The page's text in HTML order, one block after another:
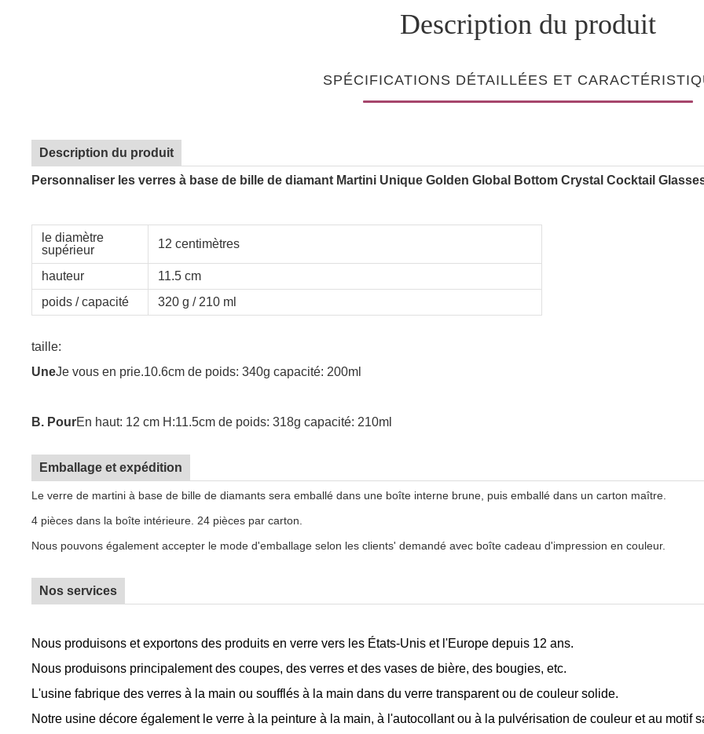
Description du produit
SPÉCIFICATIONS DÉTAILLÉES ET
Description du produit
Personnaliser les verres à base de bille de diamant Martini Unique Golden Global Bottom Crystal Cocktail
le diamètre
supérieur
12 centimètres
hauteur
11.5 cm
poids / capacité
320 g / 210 ml
taille:
UneJe vous en prie.10.6cm de poids: 340g capacité: 200ml
B. PourEn haut: 12 cm H:11.5cm de poids: 318g capacité: 210ml
Emballage et expédition
Le verre de martini à base de bille de diamants sera emballé dans une boîte interne brune, puis emballé dans un carton maître.
4 pièces dans la boîte intérieure. 24 pièces par carton.
Nous pouvons également accepter le mode d'emballage selon les clients' demandé avec boîte cadeau d'impression en couleur.
Nos services
Nous produisons et exportons des produits en verre vers les États-Unis et l'Europe depuis 12 ans.
Nous produisons principalement des coupes, des verres et des vases de bière, des bougies, etc.
L'usine fabrique des verres à la main ou soufflés à la main dans du verre transparent ou de couleur solide.
Notre usine décore également le verre à la peinture à la main, à l'autocollant ou à la pulvérisation de couleur et au motif